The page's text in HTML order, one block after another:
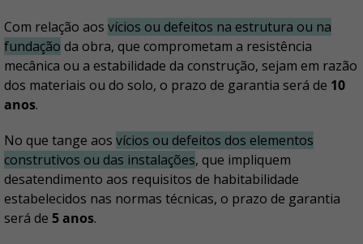
Com relação aos vícios ou defeitos na estrutura ou na
fundação da obra, que comprometam a resistência
mecânica ou a estabilidade da construção, sejam em razão
dos materiais ou do solo, o prazo de garantia será de 10
anos.
No que tange aos vícios ou defeitos dos elementos
construtivos ou das instalações, que impliquem
desatendimento aos requisitos de habitabilidade
estabelecidos nas normas técnicas, o prazo de garantia
será de 5 anos.